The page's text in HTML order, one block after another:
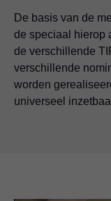
De basis van de
de speciaal hierop
de verschillende
verschillende
worden
universeel